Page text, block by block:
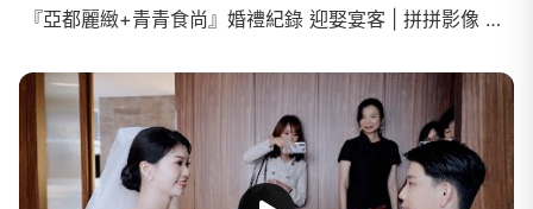
『亞都麗緻+青青食尚』婚禮紀錄 迎娶宴客 | 拼拼影像 婚禮攝影 Taiwan wedding video 婚禮錄影 婚錄 精華 ThePuzzleFilm